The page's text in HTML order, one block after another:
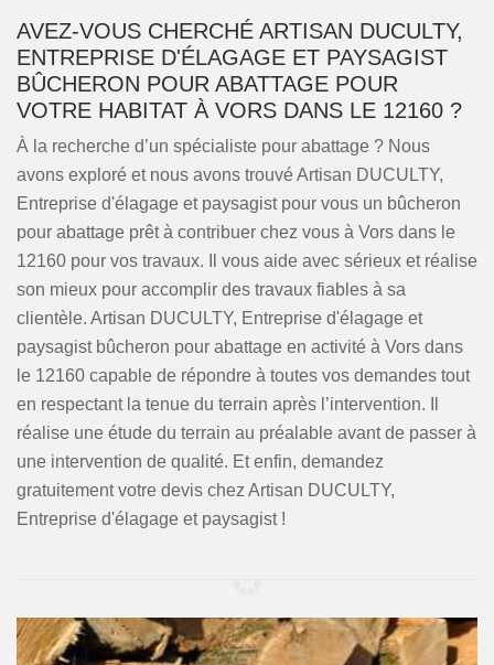
AVEZ-VOUS CHERCHÉ ARTISAN DUCULTY,
ENTREPRISE D'ÉLAGAGE ET PAYSAGIST
BÛCHERON POUR ABATTAGE POUR
VOTRE HABITAT À VORS DANS LE 12160 ?
À la recherche d’un spécialiste pour abattage ? Nous
avons exploré et nous avons trouvé Artisan DUCULTY,
Entreprise d'élagage et paysagist pour vous un bûcheron
pour abattage prêt à contribuer chez vous à Vors dans le
12160 pour vos travaux. Il vous aide avec sérieux et réalise
son mieux pour accomplir des travaux fiables à sa
clientèle. Artisan DUCULTY, Entreprise d'élagage et
paysagist bûcheron pour abattage en activité à Vors dans
le 12160 capable de répondre à toutes vos demandes tout
en respectant la tenue du terrain après l’intervention. Il
réalise une étude du terrain au préalable avant de passer à
une intervention de qualité. Et enfin, demandez
gratuitement votre devis chez Artisan DUCULTY,
Entreprise d'élagage et paysagist !